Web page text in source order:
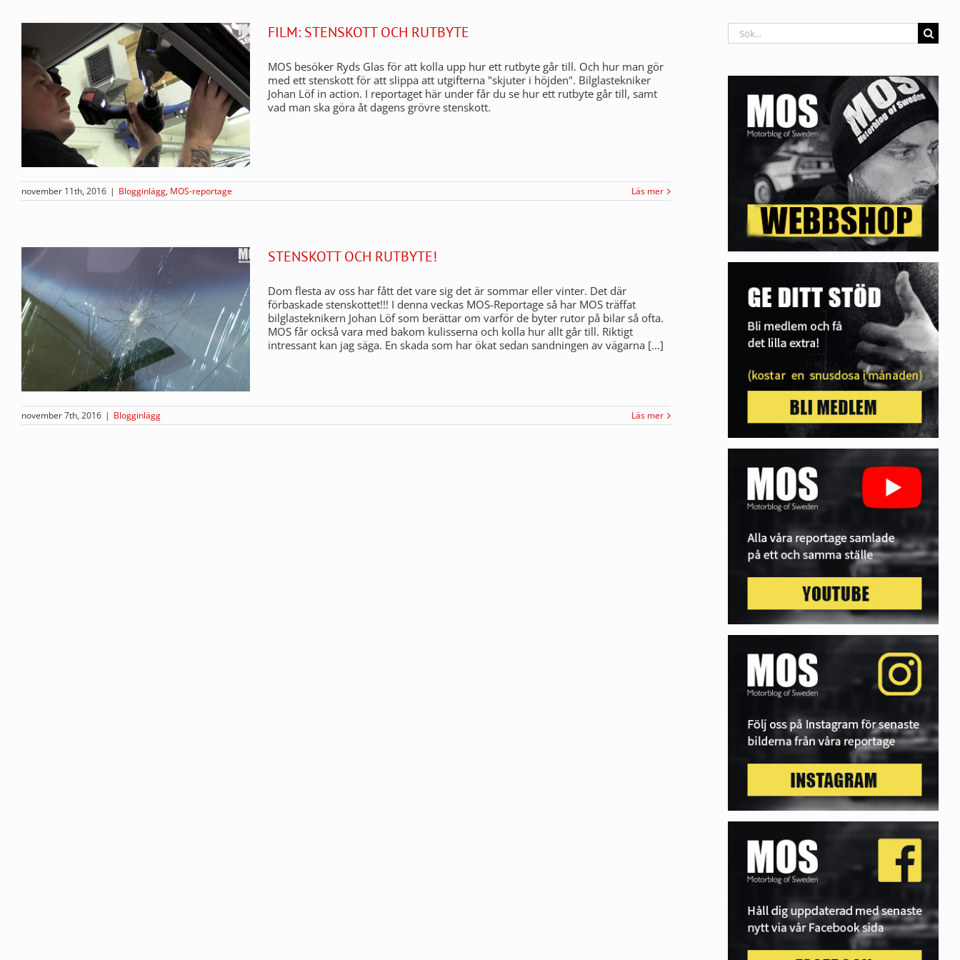
FILM: STENSKOTT OCH RUTBYTE
MOS besöker Ryds Glas för att kolla upp hur ett rutbyte går till. Och hur man gör
med ett stenskott för att slippa att utgifterna "skjuter i höjden". Bilglastekniker
Johan Löf in action. I reportaget här under får du se hur ett rutbyte går till, samt
vad man ska göra åt dagens grövre stenskott.
november 11th, 2016 | Blogginlägg, MOS-reportage Läs mer
STENSKOTT OCH RUTBYTE!
Dom flesta av oss har fått det vare sig det är sommar eller vinter. Det där
förbaskade stenskottet!!! I denna veckas MOS-Reportage så har MOS träffat
bilglasteknikern Johan Löf som berättar om varför de byter rutor på bilar så ofta.
MOS får också vara med bakom kulisserna och kolla hur allt går till. Riktigt
intressant kan jag säga. En skada som har ökat sedan sandningen av vägarna [...]
november 7th, 2016 | Blogginlägg Läs mer
Sök
efter: